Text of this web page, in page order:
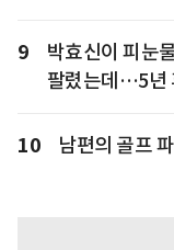
9
박효신이 피눈
팔렸는데…5년
10 남편의 골프